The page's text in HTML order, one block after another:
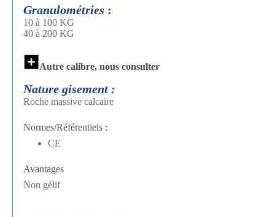
Granulométries :
10 à 100 KG
40 à 200 KG
Autre calibre, nous consulter
Nature gisement :
Roche massive calcaire
Normes/Référentiels :
CE
Avantages
Non gélif